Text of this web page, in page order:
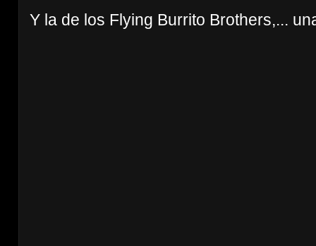
Y la de los Flying Burrito Brothers,...